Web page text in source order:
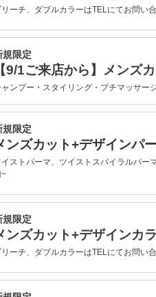
ーチ、ダブルカラーはTELにてお問い
規限定
9/1ご来店から】メンズ
ンプー・スタイリング・プチマッサー
規限定
ンズカット+デザインパ
ストパーマ、ツイストスパイラルパー
~
規限定
ンズカット+デザインカ
ーチ、ダブルカラーはTELにてお問い